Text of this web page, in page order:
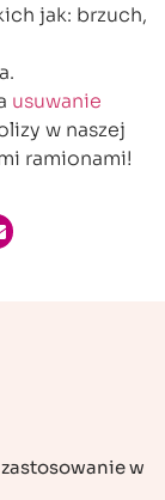
jak: brzuch,
usuwanie
w naszej
ramionami!
w